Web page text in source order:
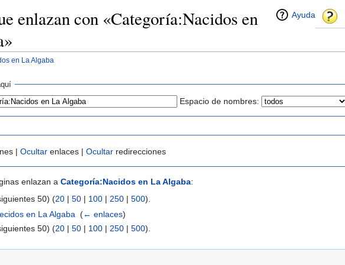
Ayuda
enlazan con «Categoría:Nacidos en
en La Algaba
Espacio de nombres:
| Ocultar enlaces | Ocultar redirecciones
enlazan a Categoría:Nacidos en La Algaba:
50) (20 | 50 | 100 | 250 | 500).
en La Algaba (← enlaces)
50) (20 | 50 | 100 | 250 | 500).